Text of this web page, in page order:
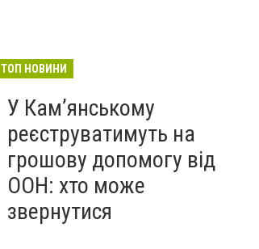
ТОП НОВИНИ
У Кам’янському
реєструватимуть на
грошову допомогу від
ООН: хто може
звернутися